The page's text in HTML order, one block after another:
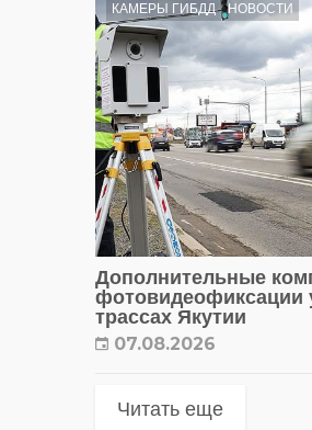
КАМЕРЫ ГИБДД НОВОСТИ
Дополнительные
фотовидеофиксации
трассах Якутии
07.08.2026
Читать еще